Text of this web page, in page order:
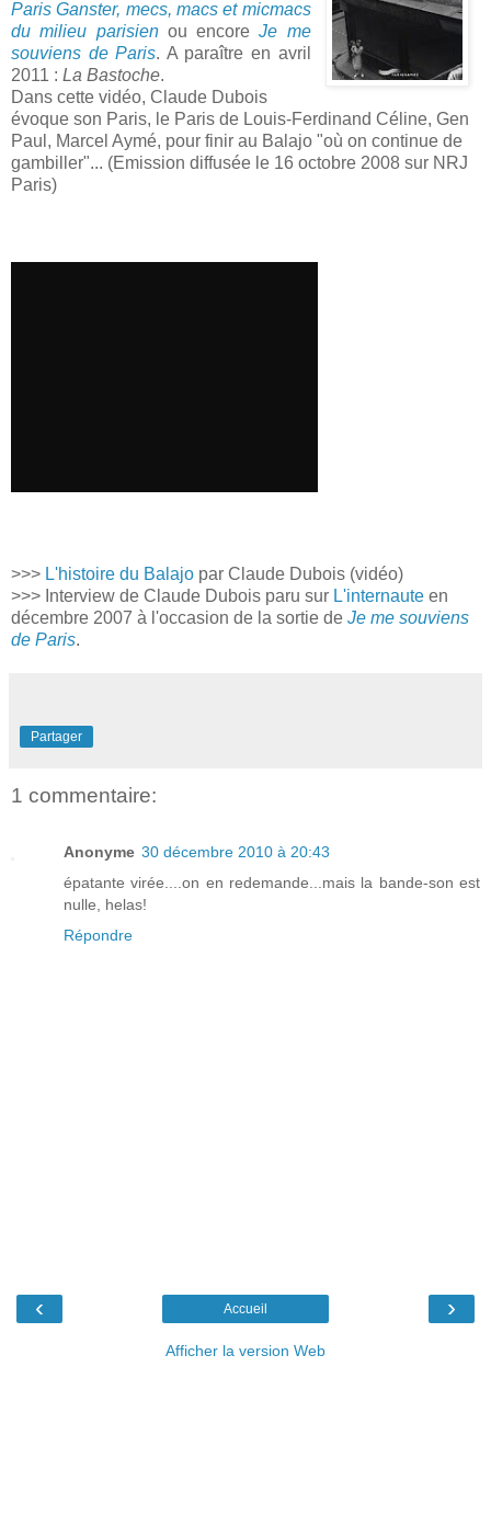
Paris Ganster, mecs, macs et micmacs
du milieu parisienou encoreJe me
souviens de Paris. A paraître en avril
2011 : La Bastoche.
Dans cette vidéo, Claude Dubois
évoque son Paris, le Paris de Louis-Ferdinand Céline, Gen
Paul, Marcel Aymé, pour finir au Balajo "où on continue de
gambiller"... (Emission diffusée le 16 octobre 2008 sur NRJ
Paris)
>>> L'histoire du Balajo par Claude Dubois (vidéo)
>>> Interview de Claude Dubois paru sur L'internaute en
décembre 2007 à l'occasion de la sortie de Je me souviens
de Paris.
Partager
1 commentaire:
Anonyme 30 décembre 2010 à 20:43
épatante virée....on en redemande...mais la bande-son est
nulle, helas!
Répondre
‹ ›
Accueil
Afficher la version Web